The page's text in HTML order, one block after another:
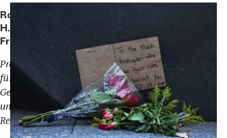
Ronald
H.
Fritze
Professor
für
Geschichte
und
Religion